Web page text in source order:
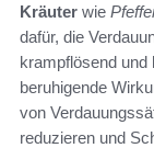
Kräuter wie
dafür, die
krampflösend und
beruhigende
von
reduzieren und